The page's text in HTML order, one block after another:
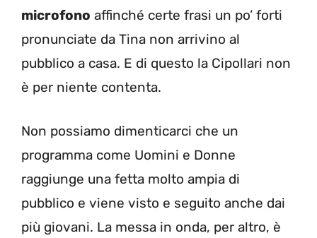
microfono affinché certe frasi un po’ forti
pronunciate da Tina non arrivino al
pubblico a casa. E di questo la Cipollari non
è per niente contenta.
Non possiamo dimenticarci che un
programma come Uomini e Donne
raggiunge una fetta molto ampia di
pubblico e viene visto e seguito anche dai
più giovani. La messa in onda, per altro, è